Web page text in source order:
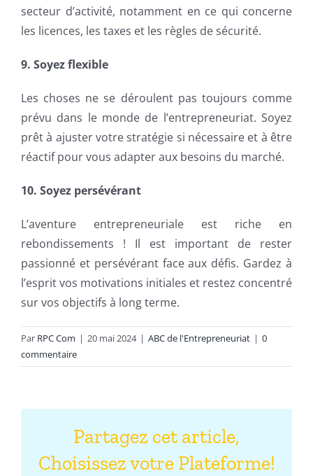
secteur d’activité, notamment en ce qui concerne
les licences, les taxes et les règles de sécurité.
9. Soyez flexible
Les choses ne se déroulent pas toujours comme
prévu dans le monde de l’entrepreneuriat. Soyez
prêt à ajuster votre stratégie si nécessaire et à être
réactif pour vous adapter aux besoins du marché.
10. Soyez persévérant
L’aventure entrepreneuriale est riche en
rebondissements ! Il est important de rester
passionné et persévérant face aux défis. Gardez à
l’esprit vos motivations initiales et restez concentré
sur vos objectifs à long terme.
Par RPC Com | 20 mai 2024 | ABC de l'Entrepreneuriat | 0
commentaire
Partagez cet article,
Choisissez votre Plateforme!